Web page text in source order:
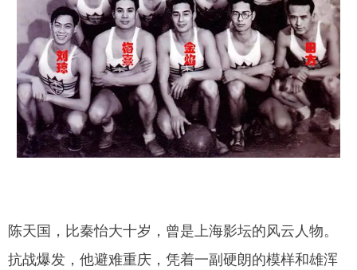
陈天国，比秦怡大十岁，曾是上海影坛的风云人物。
抗战爆发，他避难重庆，凭着一副硬朗的模样和雄浑